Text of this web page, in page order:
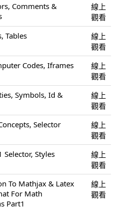
Comments &
線上
觀看
Tables
線上
觀看
Codes, Iframes
線上
觀看
Symbols, Id &
線上
觀看
Selector
線上
觀看
Selector, Styles
線上
觀看
To Mathjax & Latex
For Math
Part1
線上
觀看